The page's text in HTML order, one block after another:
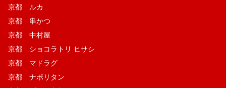
京都 ルカ
京都 串かつ
京都 中村屋
京都 ショコラトリ ヒサシ
京都 マドラグ
京都 ナポリタン